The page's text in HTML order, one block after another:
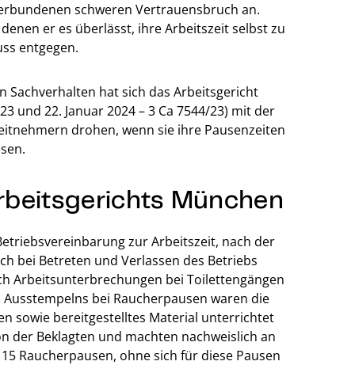
schweren Vertrauensbruch an.
er es überlässt, ihre Arbeitszeit selbst zu
entgegen.
Sachverhalten hat sich das Arbeitsgericht
und 22. Januar 2024 – 3 Ca 7544/23) mit der
drohen, wenn sie ihre Pausenzeiten
München
zur Arbeitszeit, nach der
bei Betreten und Verlassen des Betriebs
Arbeitsunterbrechungen bei Toilettengängen
bei Raucherpausen waren die
sowie bereitgestelltes Material unterrichtet
der Beklagten und machten nachweislich an
Raucherpausen, ohne sich für diese Pausen